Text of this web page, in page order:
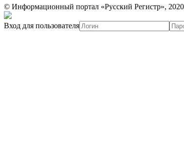
© Информационный портал «Русский Регистр», 2020
Вход для пользователя